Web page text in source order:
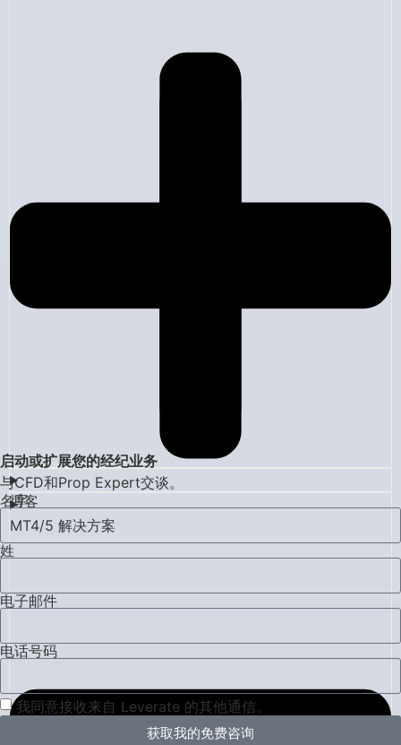
博客
MT4/5 解决方案
启动或扩展您的经纪业务
与CFD和Prop Expert交谈。
名字
姓
电子邮件
电话号码
我同意接收来自 Leverate 的其他通信。
获取我的免费咨询